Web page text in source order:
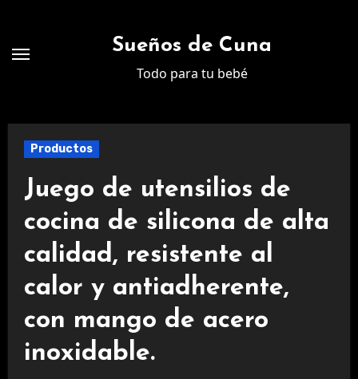
contenido
Sueños de Cuna
Todo para tu bebé
Productos
Juego de utensilios de
cocina de silicona de alta
calidad, resistente al
calor y antiadherente,
con mango de acero
inoxidable.